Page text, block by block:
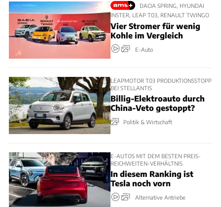
DACIA SPRING, HYUNDAI
INSTER, LEAP T03, RENAULT TWINGO
Vier Stromer für wenig
Kohle im Vergleich
E-Auto
LEAPMOTOR T03 PRODUKTIONSSTOPP
BEI STELLANTIS
Billig-Elektroauto durch
China-Veto gestoppt?
Politik & Wirtschaft
E-AUTOS MIT DEM BESTEN PREIS-
REICHWEITEN-VERHÄLTNIS
In diesem Ranking ist
Tesla noch vorn
Alternative Antriebe